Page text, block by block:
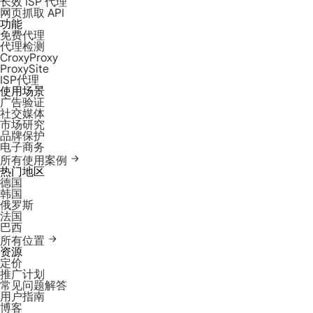
网页抓取 API
功能
免费代理
代理检测
CroxyProxy
ProxySite
ISP代理
使用场景
广告验证
社交媒体
市场研究
品牌保护
电子商务
所有使用案例
热门地区
德国
韩国
俄罗斯
法国
巴西
所有位置
资源
定价
推广计划
常见问题解答
用户指南
博客